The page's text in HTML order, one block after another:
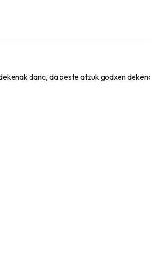
dana, da beste atzuk godxen